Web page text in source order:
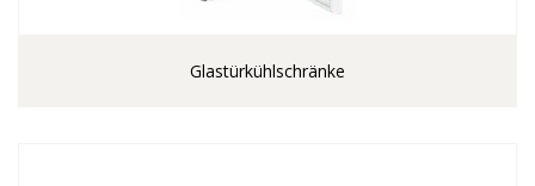
Glastürkühlschränke